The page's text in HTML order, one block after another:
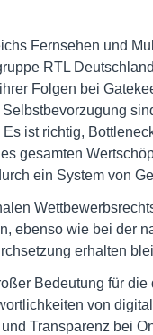
Fernsehen und
RTL
Folgen bei
ist richtig,
gesamten
ein System von
ebenso wie bei der
erhalten
Bedeutung für
von
Transparenz bei